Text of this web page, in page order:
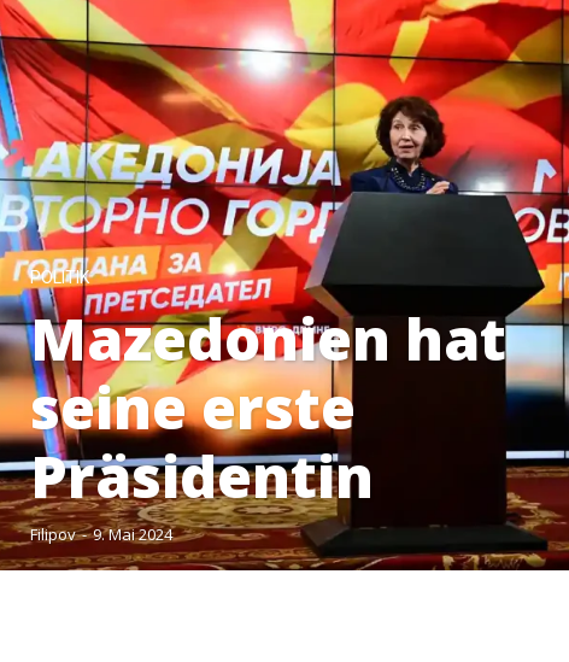
POLITIK
Mazedonien hat
seine erste
Präsidentin
Filipov - 9. Mai 2024